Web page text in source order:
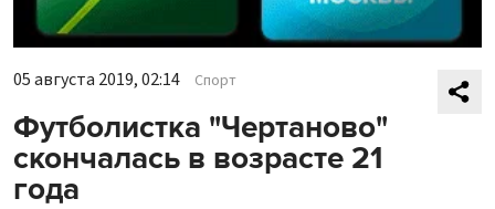
05 августа 2019, 02:14 Спорт
Футболистка "Чертаново"
скончалась в возрасте 21
года